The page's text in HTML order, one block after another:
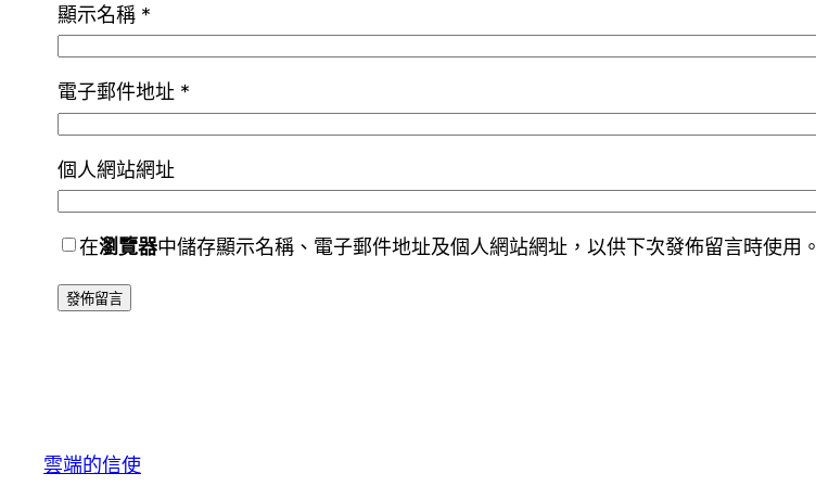
顯示名稱 *
電子郵件地址 *
個人網站網址
在瀏覽器中儲存顯示名稱、電子郵件地址及個人網站網址，以供下次發佈留言時使用。
雲端的信使